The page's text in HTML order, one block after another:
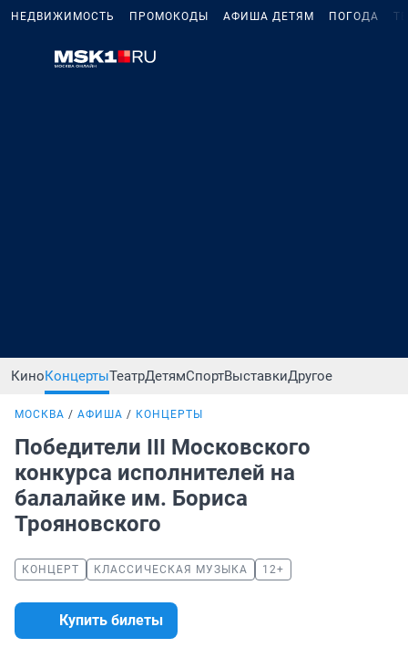
НЕДВИЖИМОСТЬ ПРОМОКОДЫ АФИША ДЕТЯМ ПОГОДА
КиноКонцертыТеатрДетямСпортВыставкиДругое
МОСКВА АФИША КОНЦЕРТЫ
Победители III Московского
конкурса исполнителей на
балалайке им. Бориса
Трояновского
КОНЦЕРТ КЛАССИЧЕСКАЯ МУЗЫКА 12+
Купить билеты